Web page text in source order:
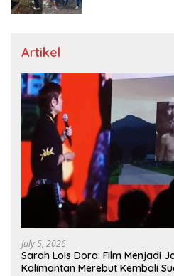
Artikel
July 5, 2026
Sarah Lois Dora: Film Menjadi
Kalimantan Merebut Kembali